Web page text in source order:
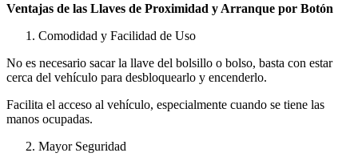
Ventajas de las Llaves de Proximidad y Arranque por Botón
Comodidad y Facilidad de Uso
No es necesario sacar la llave del bolsillo o bolso, basta con estar
cerca del vehículo para desbloquearlo y encenderlo.
Facilita el acceso al vehículo, especialmente cuando se tiene las
manos ocupadas.
Mayor Seguridad